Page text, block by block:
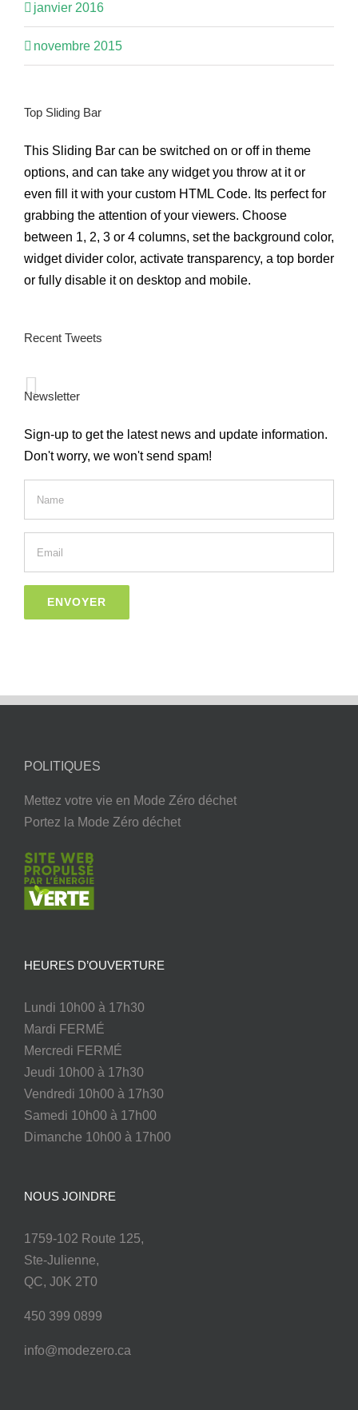
janvier 2016
novembre 2015
Top Sliding Bar
This Sliding Bar can be switched on or off in theme
options, and can take any widget you throw at it or
even fill it with your custom HTML Code. Its perfect for
grabbing the attention of your viewers. Choose
between 1, 2, 3 or 4 columns, set the background color,
widget divider color, activate transparency, a top border
or fully disable it on desktop and mobile.
Recent Tweets
Newsletter
Sign-up to get the latest news and update information.
Don't worry, we won't send spam!
POLITIQUES
Mettez votre vie en Mode Zéro déchet
Portez la Mode Zéro déchet
HEURES D’OUVERTURE
Lundi 10h00 à 17h30
Mardi FERMÉ
Mercredi FERMÉ
Jeudi 10h00 à 17h30
Vendredi 10h00 à 17h30
Samedi 10h00 à 17h00
Dimanche 10h00 à 17h00
NOUS JOINDRE
1759-102 Route 125,
Ste-Julienne,
QC, J0K 2T0
450 399 0899
info@modezero.ca